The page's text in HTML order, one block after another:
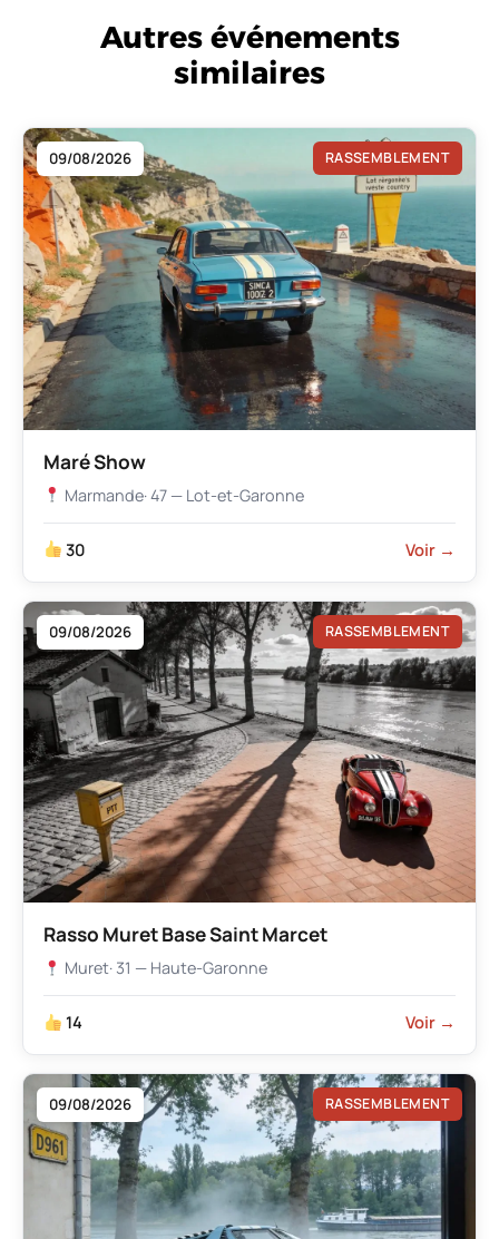
Autres événements
similaires
09/08/2026 RASSEMBLEMENT
Maré Show
Marmande· 47 — Lot-et-Garonne
30 Voir →
09/08/2026 RASSEMBLEMENT
Rasso Muret Base Saint Marcet
Muret· 31 — Haute-Garonne
14 Voir →
09/08/2026 RASSEMBLEMENT